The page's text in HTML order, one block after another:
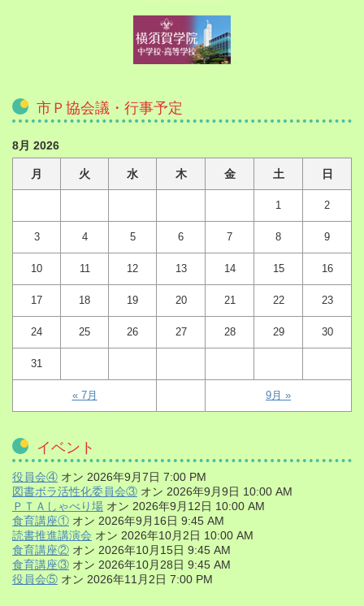
市Ｐ協会議・行事予定
8月 2026
月 火 水 木 金 土 日
1 2
3 4 5 6 7 8 9
10 11 12 13 14 15 16
17 18 19 20 21 22 23
24 25 26 27 28 29 30
31
« 7月 9月 »
イベント
役員会④ オン 2026年9月7日 7:00 PM
図書ボラ活性化委員会③ オン 2026年9月9日 10:00 AM
ＰＴＡしゃべり場 オン 2026年9月12日 10:00 AM
食育講座① オン 2026年9月16日 9:45 AM
読書推進講演会 オン 2026年10月2日 10:00 AM
食育講座② オン 2026年10月15日 9:45 AM
食育講座③ オン 2026年10月28日 9:45 AM
役員会⑤ オン 2026年11月2日 7:00 PM